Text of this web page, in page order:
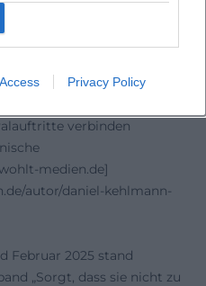
Privacy Policy
begleiten seine
Editionen und
Doppelresidenz Berlin/New
verbinden
medien.de]
autor/daniel-kehlmann-
Februar 2025 stand
„Sorgt, dass sie nicht zu